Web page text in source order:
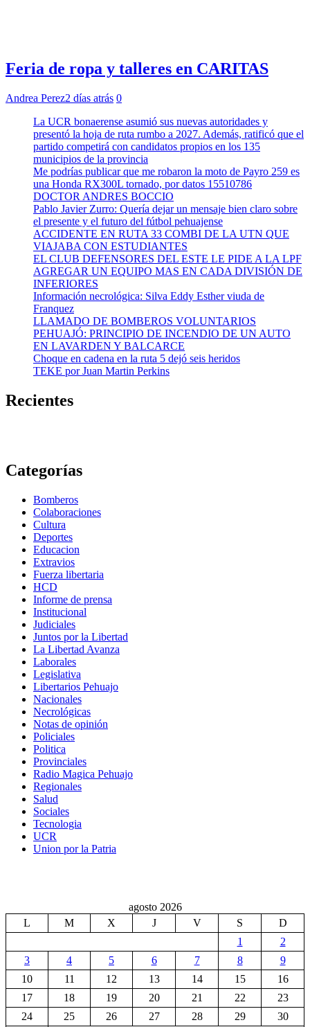
Feria de ropa y talleres en CARITAS
Andrea Perez2 días atrás 0
La UCR bonaerense asumió sus nuevas autoridades y
presentó la hoja de ruta rumbo a 2027. Además, ratificó que el
partido competirá con candidatos propios en los 135
municipios de la provincia
Me podrías publicar que me robaron la moto de Payro 259 es
una Honda RX300L tornado, por datos 15510786
DOCTOR ANDRES BOCCIO
Pablo Javier Zurro: Quería dejar un mensaje bien claro sobre
el presente y el futuro del fútbol pehuajense
ACCIDENTE EN RUTA 33 COMBI DE LA UTN QUE
VIAJABA CON ESTUDIANTES
EL CLUB DEFENSORES DEL ESTE LE PIDE A LA LPF
AGREGAR UN EQUIPO MAS EN CADA DIVISIÓN DE
INFERIORES
Información necrológica: Silva Eddy Esther viuda de
Franquez
LLAMADO DE BOMBEROS VOLUNTARIOS
PEHUAJÓ: PRINCIPIO DE INCENDIO DE UN AUTO
EN LAVARDEN Y BALCARCE
Choque en cadena en la ruta 5 dejó seis heridos
TEKE por Juan Martin Perkins
Recientes
Categorías
Bomberos
Colaboraciones
Cultura
Deportes
Educacion
Extravios
Fuerza libertaria
HCD
Informe de prensa
Institucional
Judiciales
Juntos por la Libertad
La Libertad Avanza
Laborales
Legislativa
Libertarios Pehuajo
Nacionales
Necrológicas
Notas de opinión
Policiales
Politica
Provinciales
Radio Magica Pehuajo
Regionales
Salud
Sociales
Tecnologia
UCR
Union por la Patria
agosto 2026
L
M X J V S
D
1
2
3
4 5 6 7 8
9
10
11 12 13 14 15
16
17
18 19 20 21 22
23
24
25 26 27 28 29 30